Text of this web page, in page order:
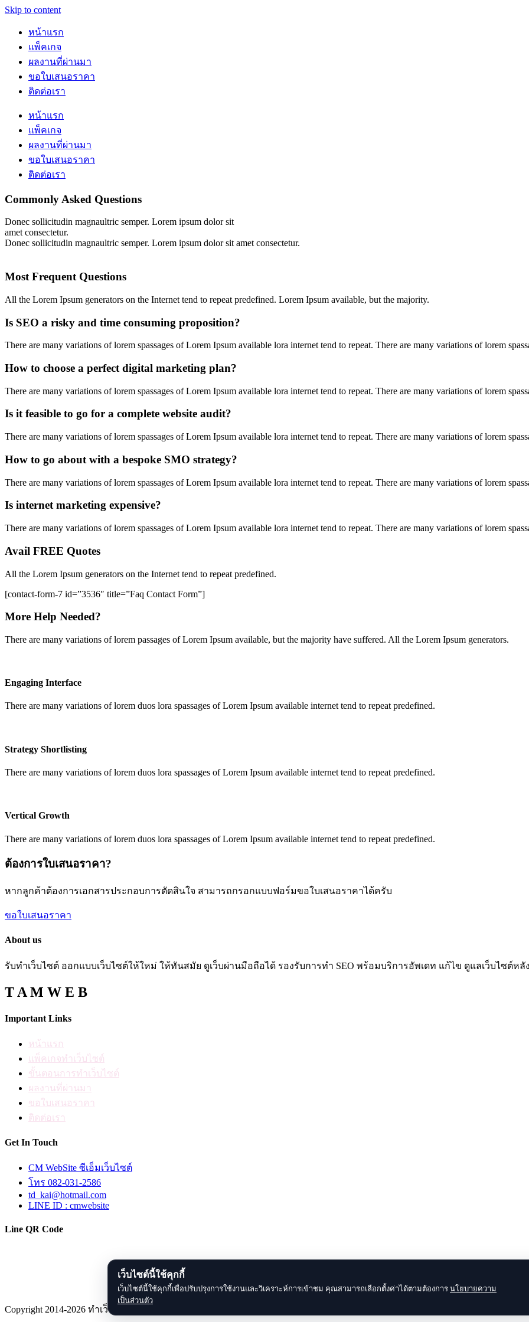
Skip to content
หน้าแรก
แพ็คเกจ
ผลงานที่ผ่านมา
ขอใบเสนอราคา
ติดต่อเรา
หน้าแรก
แพ็คเกจ
ผลงานที่ผ่านมา
ขอใบเสนอราคา
ติดต่อเรา
Commonly Asked Questions
Donec sollicitudin magnaultric semper. Lorem ipsum dolor sit
amet consectetur.
Donec sollicitudin magnaultric semper. Lorem ipsum dolor sit amet consectetur.
Most Frequent Questions
All the Lorem Ipsum generators on the Internet tend to repeat predefined. Lorem Ipsum available, but the majority.
Is SEO a risky and time consuming proposition?
There are many variations of lorem spassages of Lorem Ipsum available lora internet tend to repeat. There are many variations of lorem
How to choose a perfect digital marketing plan?
There are many variations of lorem spassages of Lorem Ipsum available lora internet tend to repeat. There are many variations of lorem
Is it feasible to go for a complete website audit?
There are many variations of lorem spassages of Lorem Ipsum available lora internet tend to repeat. There are many variations of lorem
How to go about with a bespoke SMO strategy?
There are many variations of lorem spassages of Lorem Ipsum available lora internet tend to repeat. There are many variations of lorem
Is internet marketing expensive?
There are many variations of lorem spassages of Lorem Ipsum available lora internet tend to repeat. There are many variations of lorem
Avail FREE Quotes
All the Lorem Ipsum generators on the Internet tend to repeat predefined.
[contact-form-7 id=”3536″ title=”Faq Contact Form”]
More Help Needed?
There are many variations of lorem passages of Lorem Ipsum available, but the majority have suffered. All the Lorem Ipsum generators.
Engaging Interface
There are many variations of lorem duos lora spassages of Lorem Ipsum available internet tend to repeat predefined.
Strategy Shortlisting
There are many variations of lorem duos lora spassages of Lorem Ipsum available internet tend to repeat predefined.
Vertical Growth
There are many variations of lorem duos lora spassages of Lorem Ipsum available internet tend to repeat predefined.
ต้องการใบเสนอราคา?
หากลูกค้าต้องการเอกสารประกอบการตัดสินใจ สามารถกรอกแบบฟอร์มขอใบเสนอราคาได้ครับ
ขอใบเสนอราคา
About us
รับทำเว็บไซต์ ออกแบบเว็บไซต์ให้ใหม่ ให้ทันสมัย ดูเว็บผ่านมือถือได้ รองรับการทำ SEO พร้อมบริการอัพเดท แก้ไข ดูแลเว็บไซต์หลั
T A M W E B
Important Links
หน้าแรก
แพ็คเกจทำเว็บไซต์
ขั้นตอนการทำเว็บไซต์
ผลงานที่ผ่านมา
ขอใบเสนอราคา
ติดต่อเรา
Get In Touch
CM WebSite ซีเอ็มเว็บไซต์
โทร 082-031-2586
td_kai@hotmail.com
LINE ID : cmwebsite
Line QR Code
มหาวิทยาลัยเทคโนโลยีราชมงคลล้านนา
Copyright 2014-2026 ทำเว็บเชียงใหม่.com. All Right Reserved
เว็บไซต์นี้ใช้คุกกี้
เว็บไซต์นี้ใช้คุกกี้เพื่อปรับปรุงการใช้งานและวิเคราะห์การเข้าชม คุณสามารถเลือกตั้งค่าได้ตามต้องการ นโยบายความ
เป็นส่วนตัว